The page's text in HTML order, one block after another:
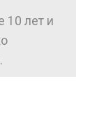
10 лет и